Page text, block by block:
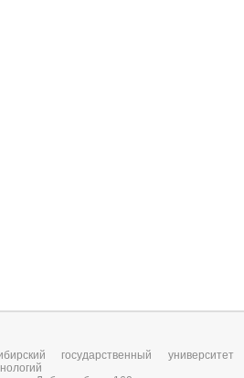
государственный университет